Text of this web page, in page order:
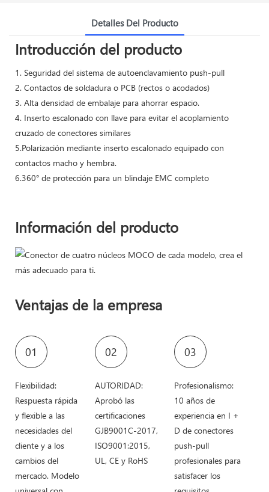
Detalles Del Producto
Introducción del producto
1. Seguridad del sistema de autoenclavamiento push-pull
2. Contactos de soldadura o PCB (rectos o acodados)
3. Alta densidad de embalaje para ahorrar espacio.
4. Inserto escalonado con llave para evitar el acoplamiento
cruzado de conectores similares
5.Polarización mediante inserto escalonado equipado con
contactos macho y hembra.
6.360° de protección para un blindaje EMC completo
Información del producto
Ventajas de la empresa
01
Flexibilidad:
Respuesta rápida
y flexible a las
necesidades del
cliente y a los
cambios del
mercado. Modelo
02
AUTORIDAD:
Aprobó las
certificaciones
GJB9001C-2017,
ISO9001:2015,
UL, CE y RoHS
03
Profesionalismo:
10 años de
experiencia en I +
D de conectores
push-pull
profesionales para
satisfacer los